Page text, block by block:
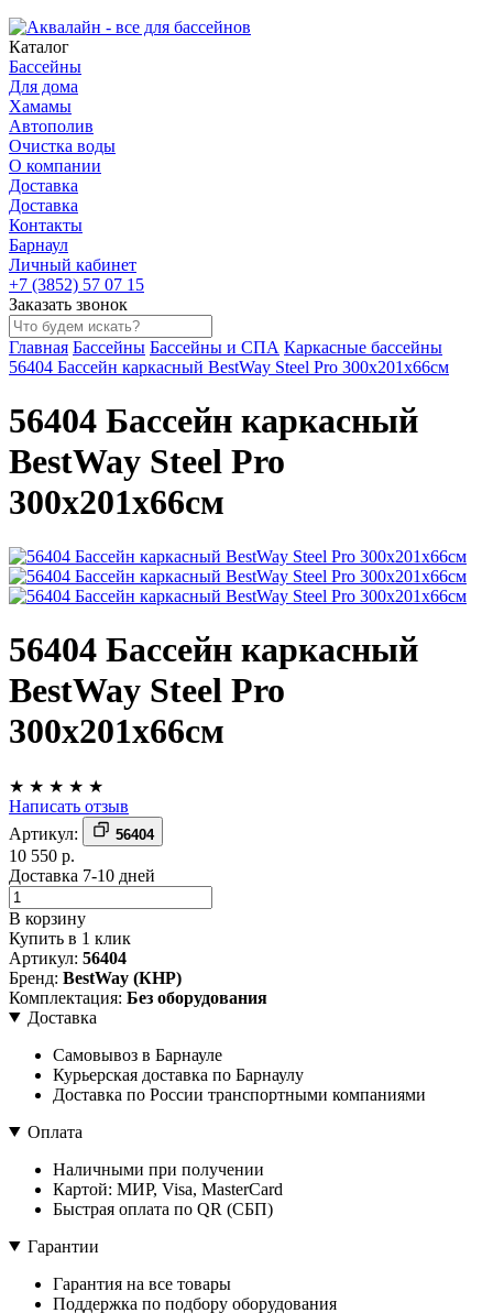
Каталог
Бассейны
Для дома
Хамамы
Автополив
Очистка воды
О компании
Доставка
Доставка
Контакты
Барнаул
Личный кабинет
+7 (3852) 57 07 15
Заказать звонок
Главная Бассейны Бассейны и СПА Каркасные бассейны
56404 Бассейн каркасный BestWay Steel Pro 300х201х66см
56404 Бассейн каркасный
BestWay Steel Pro
300х201х66см
56404 Бассейн каркасный
BestWay Steel Pro
300х201х66см
★ ★ ★ ★ ★
Написать отзыв
Артикул:
56404
10 550 р.
Доставка 7-10 дней
В корзину
Купить в 1 клик
Артикул: 56404
Бренд: BestWay (КНР)
Комплектация: Без оборудования
Доставка
Самовывоз в Барнауле
Курьерская доставка по Барнаулу
Доставка по России транспортными компаниями
Оплата
Наличными при получении
Картой: МИР, Visa, MasterCard
Быстрая оплата по QR (СБП)
Гарантии
Гарантия на все товары
Поддержка по подбору оборудования